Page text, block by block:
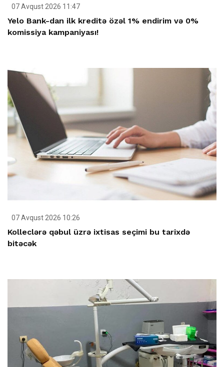
07 Avqust 2026 11:47
Yelo Bank-dan ilk kreditə özəl 1% endirim və 0%
komissiya kampaniyası!
07 Avqust 2026 10:26
Kolleclərə qəbul üzrə ixtisas seçimi bu tarixdə
bitəcək